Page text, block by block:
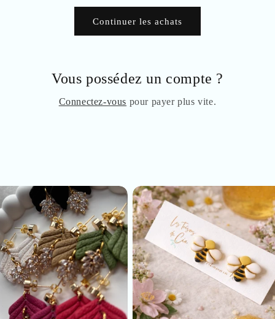
Continuer les achats
Vous possédez un compte ?
Connectez-vous pour payer plus vite.